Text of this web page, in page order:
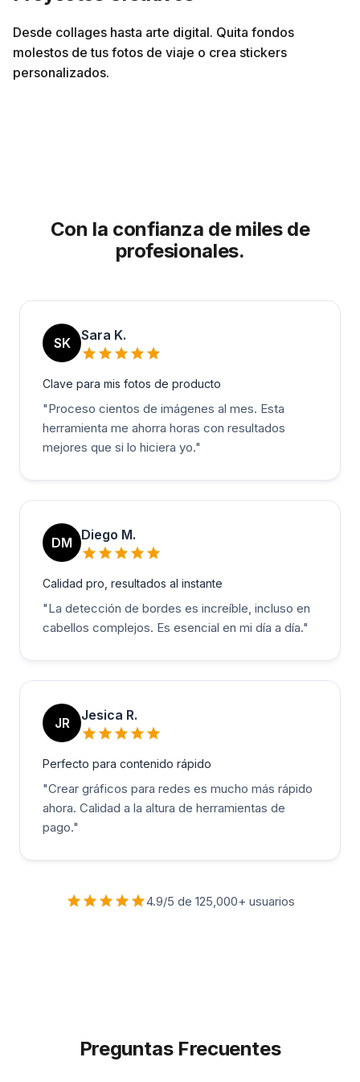
Desde collages hasta arte digital. Quita fondos
molestos de tus fotos de viaje o crea stickers
personalizados.
Con la confianza de miles de
profesionales.
SK
Sara K.
Clave para mis fotos de producto
"Proceso cientos de imágenes al mes. Esta
herramienta me ahorra horas con resultados
mejores que si lo hiciera yo."
DM
Diego M.
Calidad pro, resultados al instante
"La detección de bordes es increíble, incluso en
cabellos complejos. Es esencial en mi día a día."
JR
Jesica R.
Perfecto para contenido rápido
"Crear gráficos para redes es mucho más rápido
ahora. Calidad a la altura de herramientas de
pago."
4.9/5 de 125,000+ usuarios
Preguntas Frecuentes